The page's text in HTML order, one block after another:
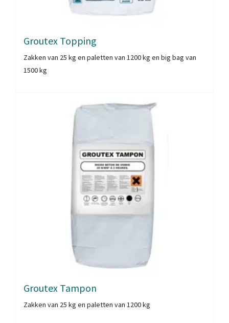
Groutex Topping
Zakken van 25 kg en paletten van 1200 kg en big bag van
1500 kg
Groutex Tampon
Zakken van 25 kg en paletten van 1200 kg